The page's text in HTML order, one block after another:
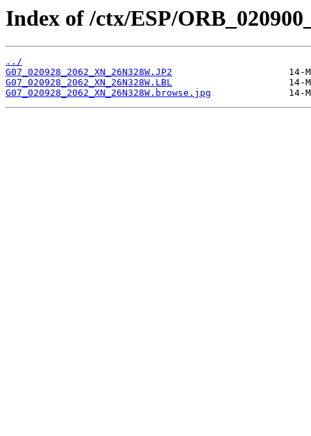
Index of /ctx/ESP/
../
G07_020928_2062_XN_26N328W.JP2
G07_020928_2062_XN_26N328W.LBL
G07_020928_2062_XN_26N328W.browse.jpg